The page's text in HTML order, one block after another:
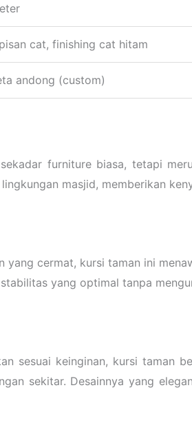
cat, finishing cat hitam
andong (custom)
furniture biasa, tetapi
masjid, memberikan
cermat, kursi taman ini
yang optimal tanpa
sesuai keinginan, kursi taman
sekitar. Desainnya yang